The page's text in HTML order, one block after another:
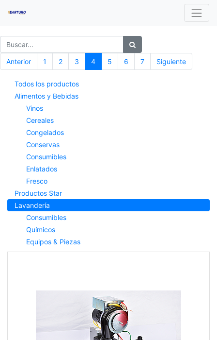
Anterior 1 2 3 4 5 6 7 Siguiente
Todos los productos
Alimentos y Bebidas
Vinos
Cereales
Congelados
Conservas
Consumibles
Enlatados
Fresco
Productos Star
Lavandería
Consumibles
Químicos
Equipos & Piezas